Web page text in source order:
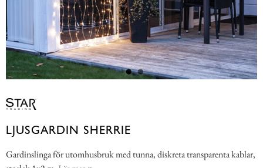
LJUSGARDIN SHERRIE
Gardinslinga för utomhusbruk med tunna, diskreta transparenta kablar,